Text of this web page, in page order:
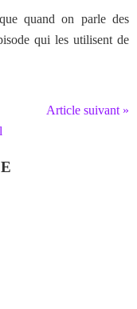
quand on parle des
qui les utilisent de
Article suivant »